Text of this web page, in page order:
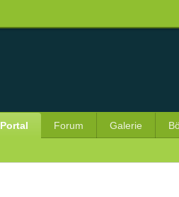
Portal Forum Galerie